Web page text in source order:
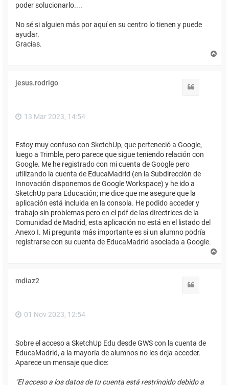
poder solucionarlo....
No sé si alguien más por aquí en su centro lo tienen y puede
ayudar.
Gracias.
jesus.rodrigo
13 Mar 2023, 14:54
Estoy muy confuso con SketchUp, que perteneció a Google,
luego a Trimble, pero parece que sigue teniendo relación con
Google. Me he registrado con mi cuenta de Google pero
utilizando la cuenta de EducaMadrid (en la Subdirección de
Innovación disponemos de Google Workspace) y he ido a
SketchUp para Educación; me dice que me asegure que la
aplicación está incluida en la consola. He podido acceder y
trabajo sin problemas pero en el pdf de las directrices de la
Comunidad de Madrid, esta aplicación no está en el listado del
Anexo I. Mi pregunta más importante es si un alumno podría
registrarse con su cuenta de EducaMadrid asociada a Google.
mdiaz2
01 Nov 2023, 12:54
Sobre el acceso a SketchUp Edu desde GWS con la cuenta de
EducaMadrid, a la mayoría de alumnos no les deja acceder.
Aparece un mensaje que dice:
"El acceso a los datos de tu cuenta está restringido debido a